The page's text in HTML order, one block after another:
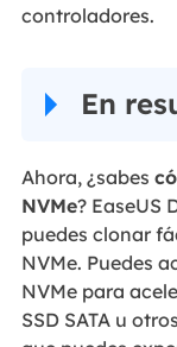
controladores.
En
Ahora, ¿sabes
NVMe? EaseUS
puedes clonar
NVMe. Puedes
NVMe para
SSD SATA u